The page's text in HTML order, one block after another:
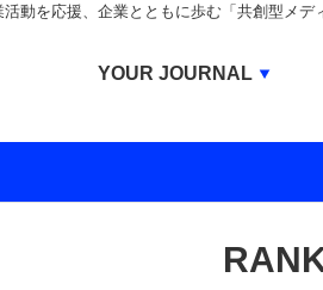
動を応援、企業とともに歩む「共創型メデ
YOUR JOURNAL
BUSINESS JOURNAL
IVS JOURNAL